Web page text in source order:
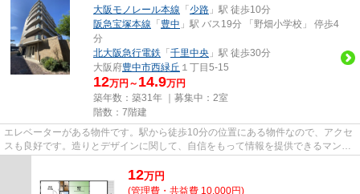
大阪モノレール本線 「 少路 」駅 徒歩10分
阪急宝塚本線 「 豊中 」駅 バス19分 「野畑小学校」 停歩4
分
北大阪急行電鉄 「 千里中央 」駅 徒歩30分
大阪府豊中市西緑丘 １丁目5-15
12万円～ 14.9万円
築年数：築31年 ｜募集中： 2室
階数：7階建
エレベーターがある物件です。駅から徒歩10分の位置にある物件なので、アクセ
スも良好です。造りとデザインに関して、自信をもって情報を提供できるマンシ
12万円
(管理費・共益費 10,000円)